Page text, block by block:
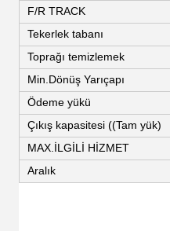
F/R TRACK
Tekerlek tabanı
Toprağı temizlemek
Min.Dönüş Yarıçapı
Ödeme yükü
Çıkış kapasitesi ((Tam yük)
MAX.İLGİLİ HİZMET
Aralık